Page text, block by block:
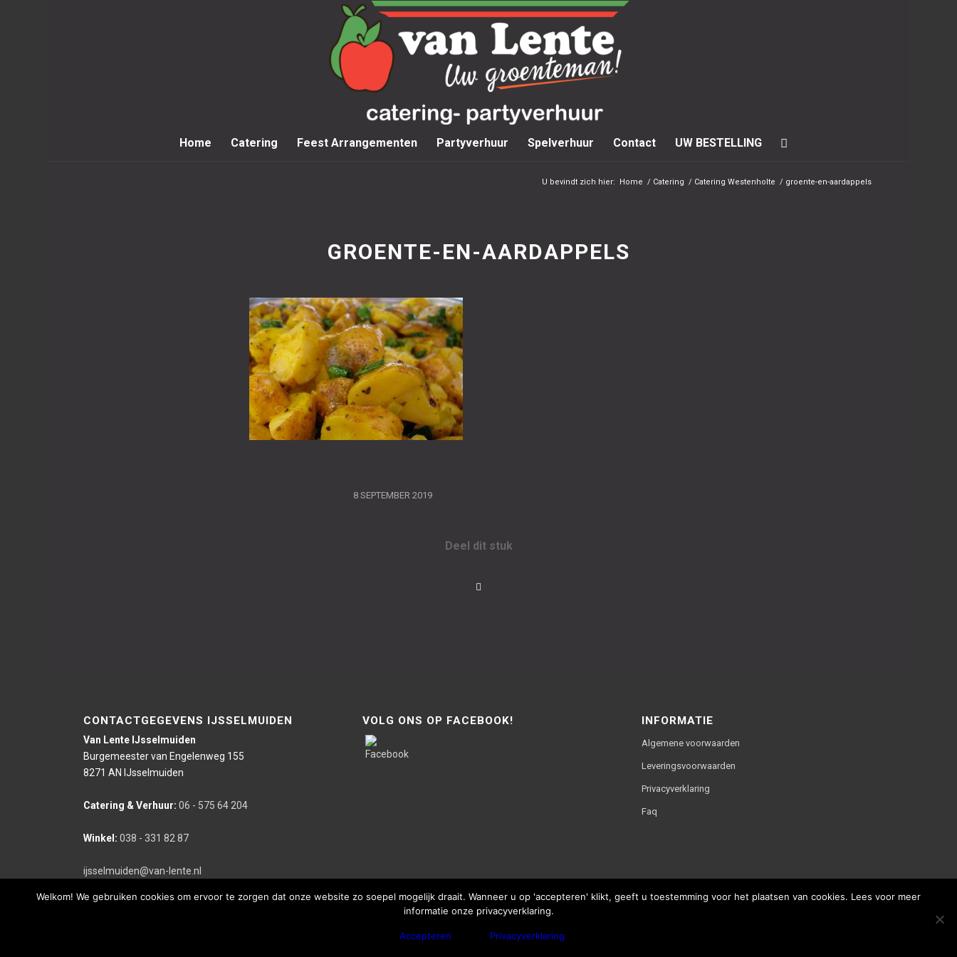
Home Catering Feest Arrangementen Partyverhuur Spelverhuur Contact UW BESTELLING
U bevindt zich hier: Home / Catering / Catering Westenholte / groente-en-aardappels
GROENTE-EN-AARDAPPELS
8 SEPTEMBER 2019
/
Deel dit stuk
CONTACTGEGEVENS IJSSELMUIDEN
Van Lente IJsselmuiden
Burgemeester van Engelenweg 155
8271 AN IJsselmuiden
Catering & Verhuur: 06 - 575 64 204
Winkel: 038 - 331 82 87
ijsselmuiden@van-lente.nl
VOLG ONS OP FACEBOOK! INFORMATIE
Algemene voorwaarden
Leveringsvoorwaarden
Privacyverklaring
Faq
Deze website is gerealiseerd door bco reclameburo i.s.m. WebThisSign | © Copyright - Van Lente
Welkom! We gebruiken cookies om ervoor te zorgen dat onze website zo soepel mogelijk draait. Wanneer u op 'accepteren' klikt, geeft u toestemming voor het plaatsen van cookies. Lees voor meer
informatie onze privacyverklaring.
Accepteren Privacyverklaring